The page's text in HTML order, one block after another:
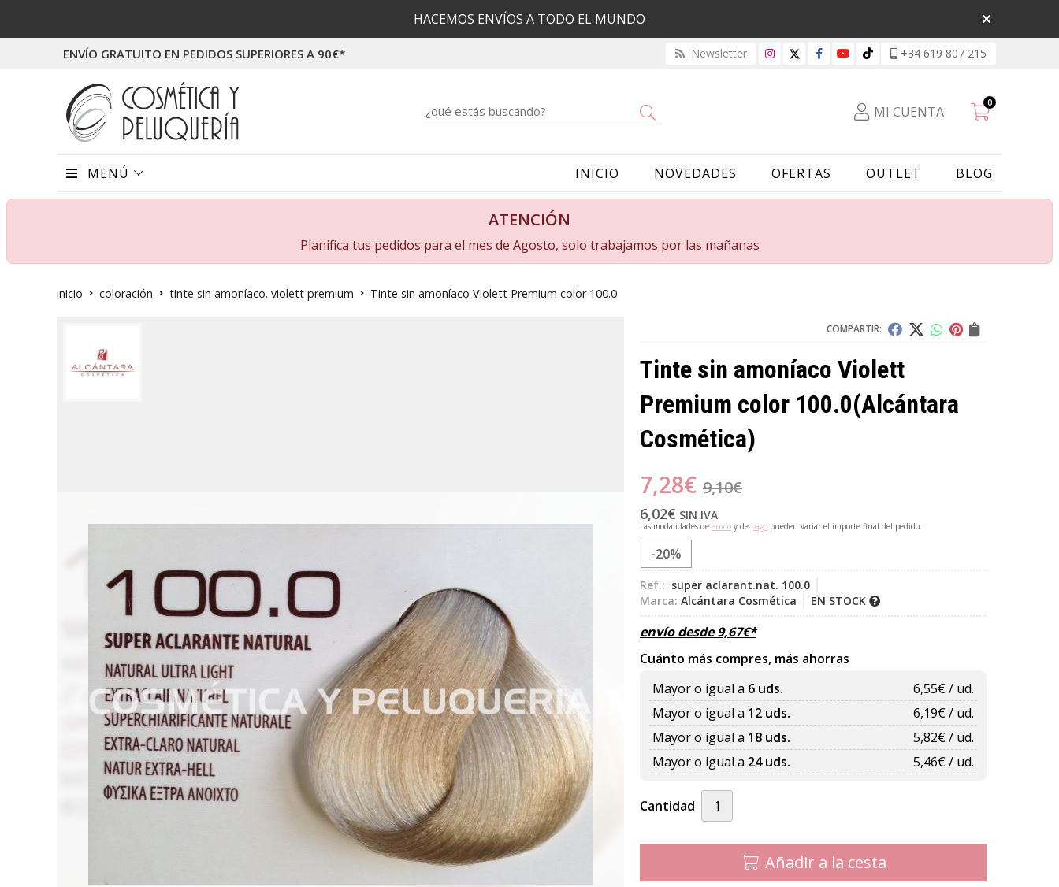
HACEMOS ENVÍOS A TODO EL MUNDO
ENVÍO GRATUITO EN PEDIDOS SUPERIORES A 90€* Newsletter +34 619 807 215
MI CUENTA
0
MENÚ INICIO NOVEDADES OFERTAS OUTLET BLOG
ATENCIÓN
Planifica tus pedidos para el mes de Agosto, solo trabajamos por las mañanas
inicio coloración tinte sin amoníaco. violett premium Tinte sin amoníaco Violett Premium color 100.0
COMPARTIR:
Tinte sin amoníaco Violett
Premium color 100.0(Alcántara
Cosmética)
7,28€ 9,10€
6,02€ SIN IVA
Las modalidades de envío y de pago pueden variar el importe final del pedido.
-20%
Ref.: super aclarant.nat. 100.0
Marca: Alcántara Cosmética EN STOCK
envío desde9,67€*
Cuánto más compres, más ahorras
Mayor o igual a 6 uds. 6,55€ / ud.
Mayor o igual a 12 uds. 6,19€ / ud.
Mayor o igual a 18 uds. 5,82€ / ud.
Mayor o igual a 24 uds. 5,46€ / ud.
Cantidad
Añadir a la cesta